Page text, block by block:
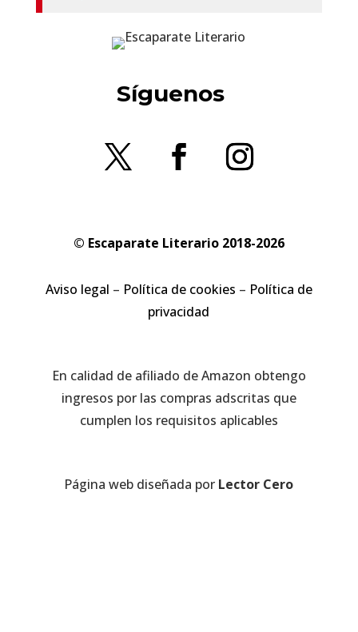
Síguenos
© Escaparate Literario 2018-2026
Aviso legal – Política de cookies – Política de
privacidad
En calidad de afiliado de Amazon obtengo
ingresos por las compras adscritas que
cumplen los requisitos aplicables
Página web diseñada por Lector Cero